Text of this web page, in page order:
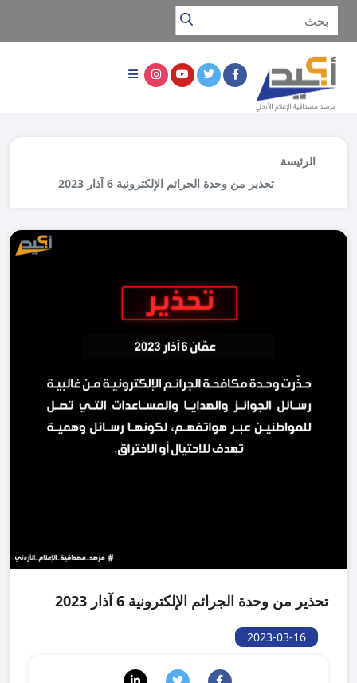
الرئيسة
تحذير من وحدة الجرائم الإلكترونية 6 آذار 2023
تحذير من وحدة الجرائم الإلكترونية 6 آذار 2023
2023-03-16